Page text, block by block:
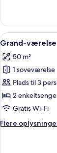
værelse
1
seng
(Premier)
Indlæs
alle
billeder
af
Grand-
værelse
med
enkeltsenge
6
Grand-værelse
50 m²
1 soveværelse
Plads til 3
2 enkeltsenge
Gratis Wi-Fi
Flere
Flere